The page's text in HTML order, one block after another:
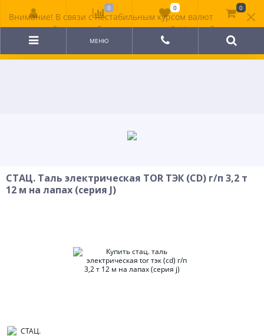
Внимание! В связи с нестабильным курсом валют
цена на сайте может быть неактуальной. Уточняйте
стоимость у менеджера.
МЕНЮ
СТАЦ. Таль электрическая TOR ТЭК (CD) г/п 3,2 т
12 м на лапах (серия J)
0 0 0